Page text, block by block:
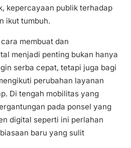
kepercayaan publik terhadap
ikut tumbuh.
membuat dan
menjadi penting bukan hanya
serba cepat, tetapi juga bagi
perubahan layanan
Di tengah mobilitas yang
pada ponsel yang
digital seperti ini perlahan
baru yang sulit